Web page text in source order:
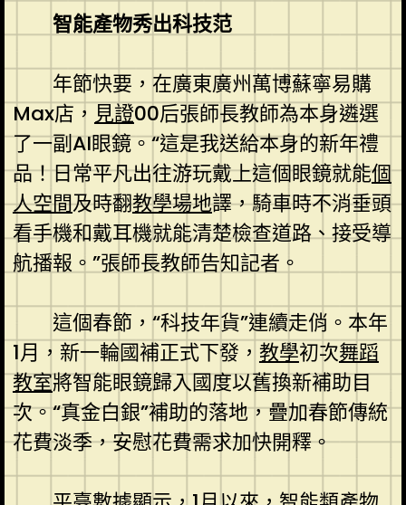
智能產物秀出科技范
年節快要，在廣東廣州萬博蘇寧易購
Max店， 見證00后張師長教師為本身遴選
了一副AI眼鏡。“這是我送給本身的新年禮
品！日常平凡出往游玩戴上這個眼鏡就能個
人空間及時翻教學場地譯，騎車時不消垂頭
看手機和戴耳機就能清楚檢查道路、接受導
航播報。”張師長教師告知記者。
這個春節，“科技年貨”連續走俏。本年
1月，新一輪國補正式下發， 教學初次舞蹈
教室將智能眼鏡歸入國度以舊換新補助目
次。“真金白銀”補助的落地，疊加春節傳統
花費淡季，安慰花費需求加快開釋。